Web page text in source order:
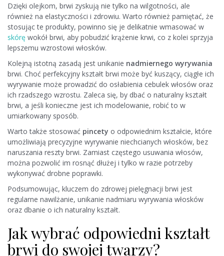
Dzięki olejkom, brwi zyskują nie tylko na wilgotności, ale
również na elastyczności i zdrowiu. Warto również pamiętać, że
stosując te produkty, powinno się je delikatnie wmasować w
skórę wokół brwi, aby pobudzić krążenie krwi, co z kolei sprzyja
lepszemu wzrostowi włosków.
Kolejną istotną zasadą jest unikanie nadmiernego wyrywania
brwi. Choć perfekcyjny kształt brwi może być kuszący, ciągłe ich
wyrywanie może prowadzić do osłabienia cebulek włosów oraz
ich rzadszego wzrostu. Zaleca się, by dbać o naturalny kształt
brwi, a jeśli konieczne jest ich modelowanie, robić to w
umiarkowany sposób.
Warto także stosować pincety o odpowiednim kształcie, które
umożliwiają precyzyjne wyrywanie niechcianych włosków, bez
naruszania reszty brwi. Zamiast częstego usuwania włosów,
można pozwolić im rosnąć dłużej i tylko w razie potrzeby
wykonywać drobne poprawki.
Podsumowując, kluczem do zdrowej pielęgnacji brwi jest
regularne nawilżanie, unikanie nadmiaru wyrywania włosków
oraz dbanie o ich naturalny kształt.
Jak wybrać odpowiedni kształt
brwi do swojej twarzy?